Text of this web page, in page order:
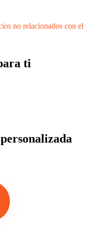
no relacionados con el
ti